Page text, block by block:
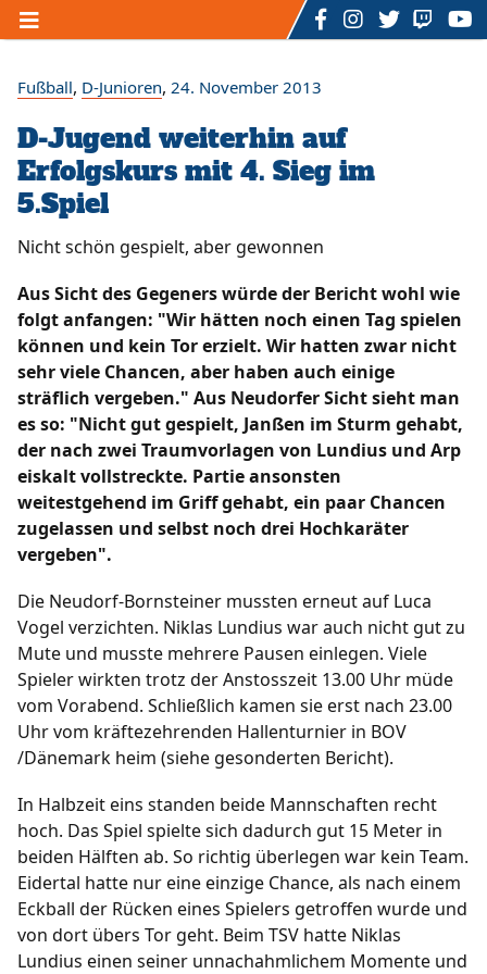
Home
Unser TSV
Der Vorstand/ Ansprechpartner/ Mitgliedschaft
Sponsoring
Datenschutzerklärung/ Impressum
/Formulare
Sportarten
Fußball/ Rückenfit - Fitnesskurs/
Zumba - Fitnesskurs/ U3 - Mutter - Kind - Turnen/
Ü3 bis 7 Jahre - Kinderturnen/ Dart/ Billard/
Volleyball/ eSports/ Badminton/ Bogenschießen /
Floorball
Fußball
C-Junioren/ D-Junioren/ E-Junioren/ F-Junioren/
G-Junioren/ Altherren Ü32
Termine
Archiv
Fanshop
Fußball, D-Junioren, 24. November 2013
D-Jugend weiterhin auf
Erfolgskurs mit 4. Sieg im
5.Spiel
Nicht schön gespielt, aber gewonnen
Aus Sicht des Gegeners würde der Bericht wohl wie
folgt anfangen: "Wir hätten noch einen Tag spielen
können und kein Tor erzielt. Wir hatten zwar nicht
sehr viele Chancen, aber haben auch einige
sträflich vergeben." Aus Neudorfer Sicht sieht man
es so: "Nicht gut gespielt, Janßen im Sturm gehabt,
der nach zwei Traumvorlagen von Lundius und Arp
eiskalt vollstreckte. Partie ansonsten
weitestgehend im Griff gehabt, ein paar Chancen
zugelassen und selbst noch drei Hochkaräter
vergeben".
Die Neudorf-Bornsteiner mussten erneut auf Luca
Vogel verzichten. Niklas Lundius war auch nicht gut zu
Mute und musste mehrere Pausen einlegen. Viele
Spieler wirkten trotz der Anstosszeit 13.00 Uhr müde
vom Vorabend. Schließlich kamen sie erst nach 23.00
Uhr vom kräftezehrenden Hallenturnier in BOV
/Dänemark heim (siehe gesonderten Bericht).
In Halbzeit eins standen beide Mannschaften recht
hoch. Das Spiel spielte sich dadurch gut 15 Meter in
beiden Hälften ab. So richtig überlegen war kein Team.
Eidertal hatte nur eine einzige Chance, als nach einem
Eckball der Rücken eines Spielers getroffen wurde und
von dort übers Tor geht. Beim TSV hatte Niklas
Lundius einen seiner unnachahmlichem Momente und